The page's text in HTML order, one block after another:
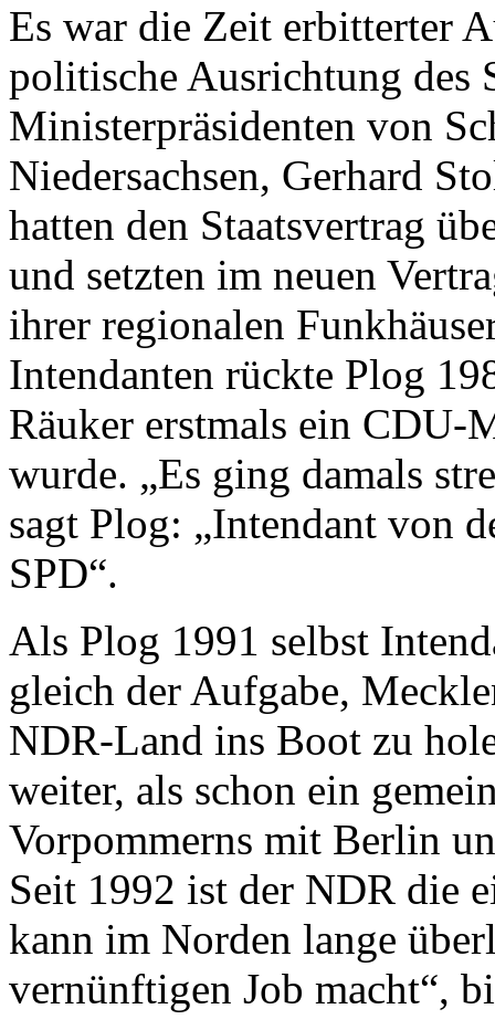
Es war die Zeit erbitterter
politische Ausrichtung des
Ministerpräsidenten von
Niedersachsen, Gerhard
hatten den Staatsvertrag
und setzten im neuen
ihrer regionalen
Intendanten rückte Plog
Räuker erstmals ein CDU-
wurde. „Es ging damals
sagt Plog: „Intendant von
SPD“.
Als Plog 1991 selbst
gleich der Aufgabe,
NDR-Land ins Boot zu
weiter, als schon ein
Vorpommerns mit Berlin
Seit 1992 ist der NDR die
kann im Norden lange
vernünftigen Job macht“,